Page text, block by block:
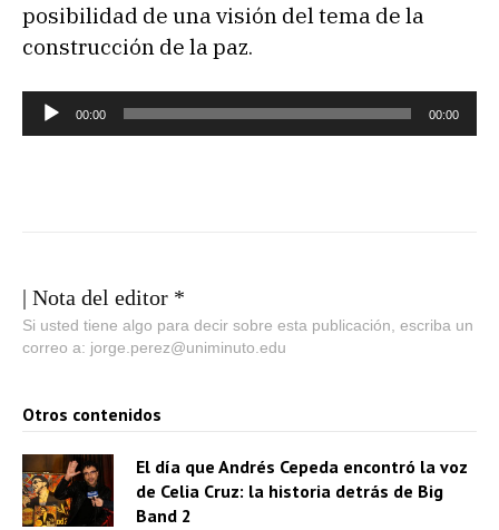
a
d
posibilidad de una visión del tema de la
construcción de la paz.
e
u
c
t
r
d
e
a
00:00 00:00
| Nota del editor *
Si usted tiene algo para decir sobre esta publicación, escriba un
correo a: jorge.perez@uniminuto.edu
Otros contenidos
El día que Andrés Cepeda encontró la voz
de Celia Cruz: la historia detrás de Big
Band 2